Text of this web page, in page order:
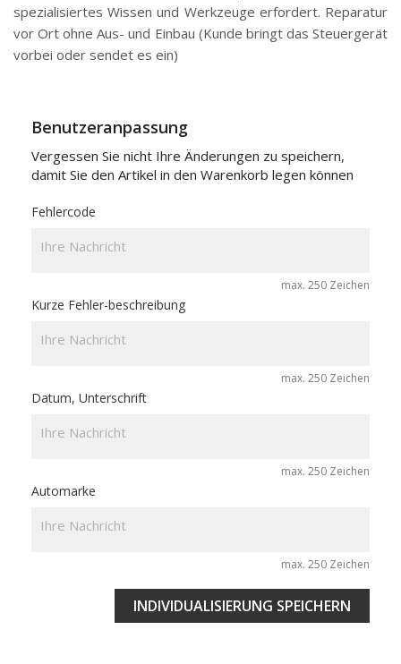
spezialisiertes Wissen und Werkzeuge erfordert. Reparatur
vor Ort ohne Aus- und Einbau (Kunde bringt das Steuergerät
vorbei oder sendet es ein)
Benutzeranpassung
Vergessen Sie nicht Ihre Änderungen zu speichern,
damit Sie den Artikel in den Warenkorb legen können
Fehlercode
max. 250 Zeichen
Kurze Fehler-beschreibung
max. 250 Zeichen
Datum, Unterschrift
max. 250 Zeichen
Automarke
max. 250 Zeichen
INDIVIDUALISIERUNG SPEICHERN